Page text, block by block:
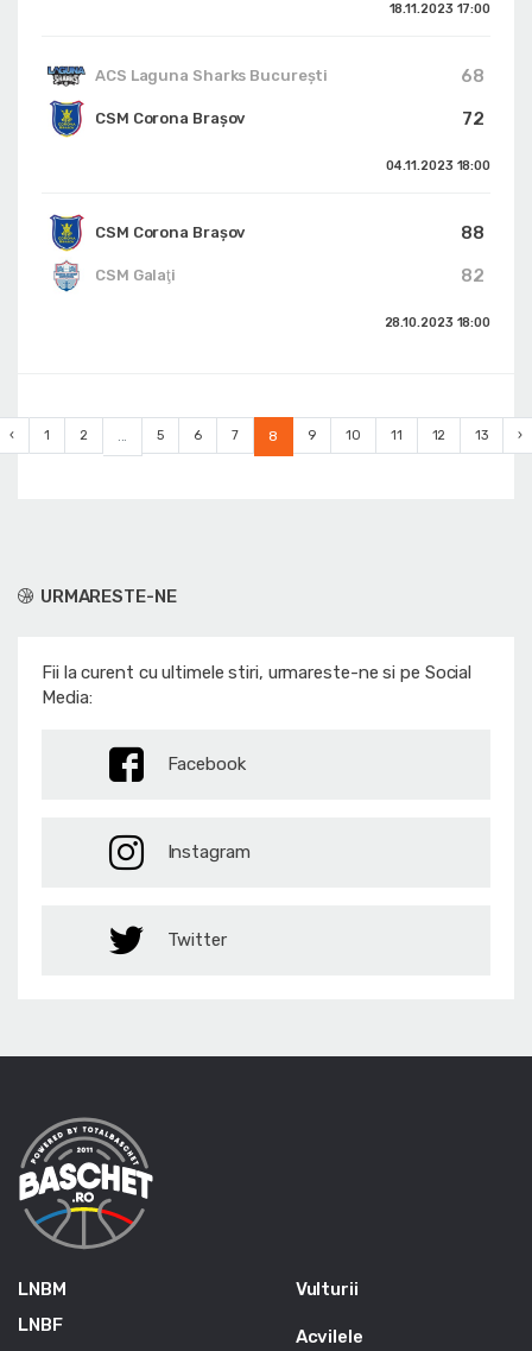
18.11.2023 17:00
ACS Laguna Sharks București
68
72
CSM Corona Braşov
04.11.2023 18:00
CSM Corona Braşov
88
82
CSM Galaţi
28.10.2023 18:00
‹ 1 2 ... 5 6 7 8 9 10 11 12 13 ›
URMARESTE-NE
Fii la curent cu ultimele stiri, urmareste-ne si pe Social
Media:
Facebook
Instagram
Twitter
LNBM
LNBF
Vulturii
Acvilele